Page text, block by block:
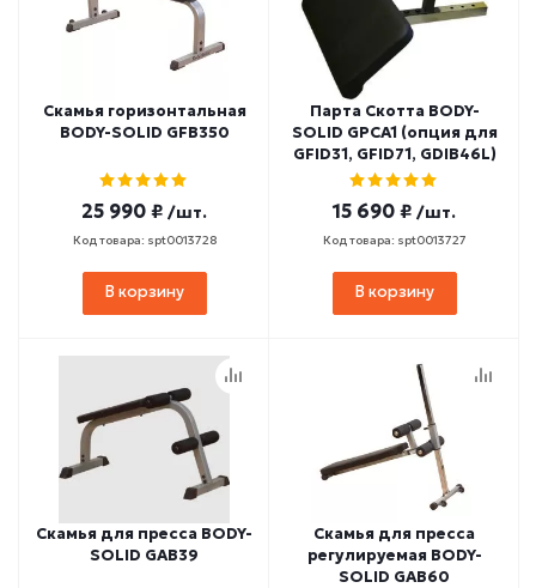
Скамья горизонтальная
BODY-SOLID GFB350
25 990 ₽ /шт.
Код товара: spt0013728
В корзину
Парта Скотта BODY-
SOLID GPCA1 (опция для
GFID31, GFID71, GDIB46L)
15 690 ₽ /шт.
Код товара: spt0013727
В корзину
Скамья для пресса BODY-
SOLID GAB39
Скамья для пресса
регулируемая BODY-
SOLID GAB60